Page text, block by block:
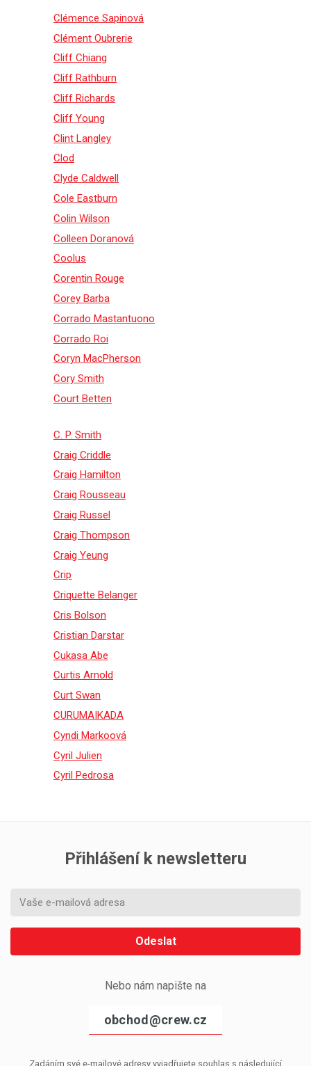
Clémence Sapinová
Clément Oubrerie
Cliff Chiang
Cliff Rathburn
Cliff Richards
Cliff Young
Clint Langley
Clod
Clyde Caldwell
Cole Eastburn
Colin Wilson
Colleen Doranová
Coolus
Corentin Rouge
Corey Barba
Corrado Mastantuono
Corrado Roi
Coryn MacPherson
Cory Smith
Court Betten
C. P. Smith
Craig Criddle
Craig Hamilton
Craig Rousseau
Craig Russel
Craig Thompson
Craig Yeung
Crip
Criquette Belanger
Cris Bolson
Cristian Darstar
Cukasa Abe
Curtis Arnold
Curt Swan
CURUMAIKADA
Cyndi Markoová
Cyril Julien
Cyril Pedrosa
Přihlášení k newsletteru
Odeslat
Nebo nám napište na
obchod@crew.cz
Zadáním své e-mailové adresy vyjadřujete souhlas s následující